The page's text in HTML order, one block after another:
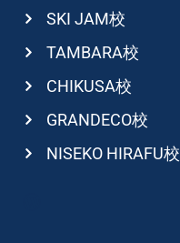
SKI JAM校
TAMBARA校
CHIKUSA校
GRANDECO校
NISEKO HIRAFU校